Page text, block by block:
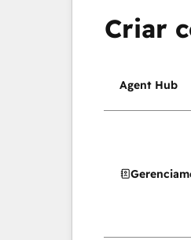
Criar
Agent Hub